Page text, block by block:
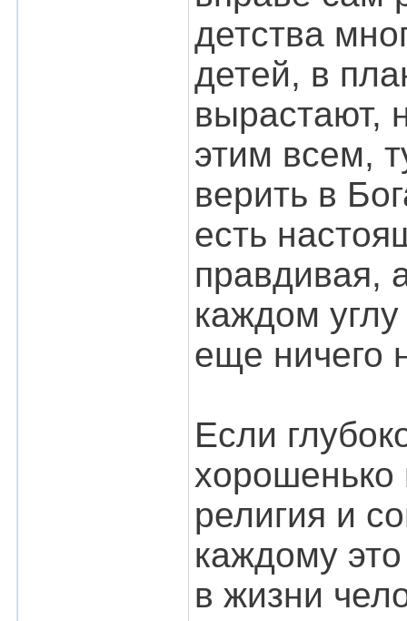
детства
детей, в
вырастают,
этим всем,
верить в
есть
правдивая,
каждом
еще ничего
Если
хорошенько
религия и
каждому
в жизни